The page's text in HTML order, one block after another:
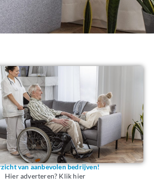
van aanbevolen bedrijven!
Hier adverteren? Klik hier